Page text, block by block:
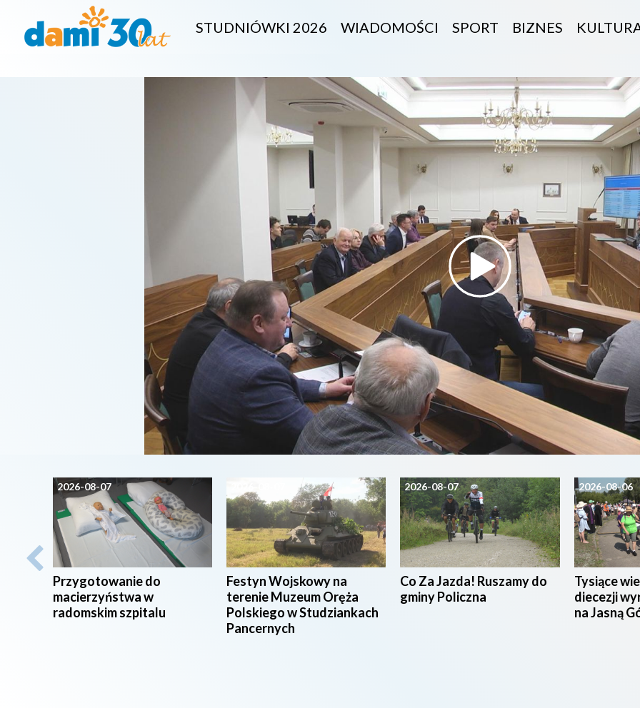
STUDNIÓWKI 2026 WIADOMOŚCI SPORT BIZNES
2026-08-07
Przygotowanie do
macierzyństwa w
radomskim szpitalu
Festyn Wojskowy na
terenie Muzeum Oręża
Polskiego w Studziankach
Pancernych
2026-08-07
Co Za Jazda! Ruszamy do
gminy Policzna
2026-08-06
Tysiące
diecezji
na Jasną